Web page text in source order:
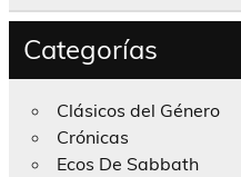
Categorías
Clásicos del Género
Crónicas
Ecos De Sabbath